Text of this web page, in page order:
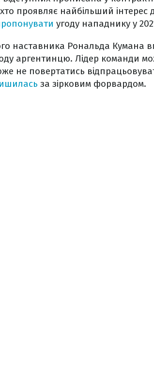
проявляє найбільший інтерес
угоду нападнику у
наставника Рональда Кумана
аргентинцю. Лідер команди
не повертатись
за зірковим форвардом.